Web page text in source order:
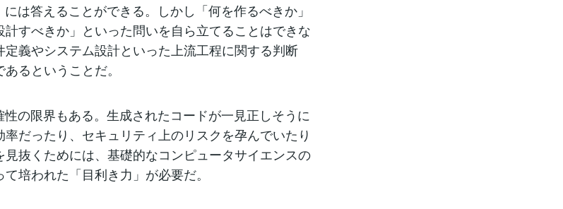
は答えることができる。しかし「何を作るべきか」
計すべきか」といった問いを自ら立てることはできな
義やシステム設計といった上流工程に関する判断
るということだ。
性の限界もある。生成されたコードが一見正しそうに
だったり、セキュリティ上のリスクを孕んでいたり
抜くためには、基礎的なコンピュータサイエンスの
培われた「目利き力」が必要だ。